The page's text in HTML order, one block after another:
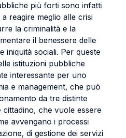
più forti sono infatti
reagire meglio alle crisi
la criminalità e la
il benessere delle
iniquità sociali. Per queste
istituzioni pubbliche
interessante per uno
e management, che può
da tre distinte
cittadino, che vuole essere
avvengano i processi
di gestione dei servizi